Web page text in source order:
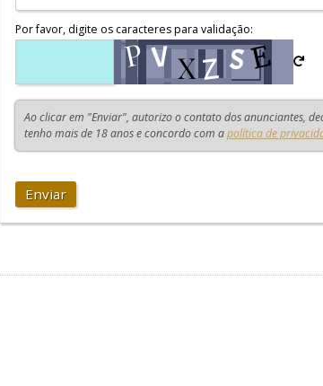
Por favor, digite os caracteres para validação:
Ao clicar em "Enviar", autorizo o contato dos anunciantes,
tenho mais de 18 anos e concordo com apolítica de
Enviar